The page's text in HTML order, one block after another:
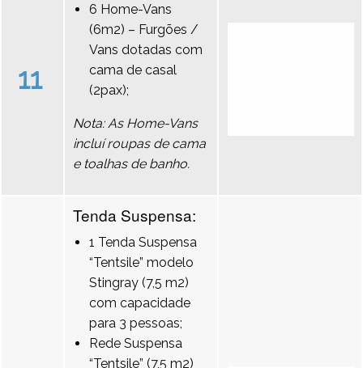
11
6 Home-Vans
(6m2) – Furgões /
Vans dotadas com
cama de casal
(2pax);
Nota: As Home-Vans
incluí roupas de cama
e toalhas de banho.
Tenda Suspensa:
1 Tenda Suspensa
“Tentsile” modelo
Stingray (7,5 m2)
com capacidade
para 3 pessoas;
Rede Suspensa
“Tentsile” (7,5 m2)